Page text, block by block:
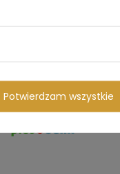
Potwierdzam wszystkie